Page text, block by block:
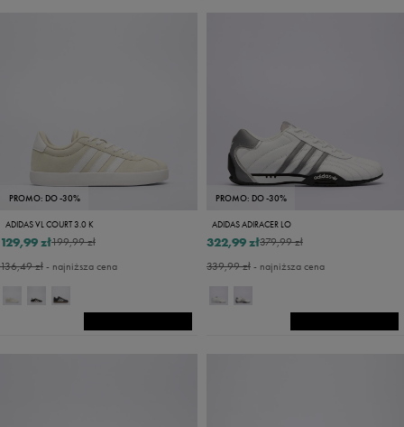
PROMO: DO -30%
ADIDAS VL COURT 3.0 K
199,99 zł
129,99 zł
136,49 zł- najniższa cena
PROMO: DO -30%
ADIDAS ADIRACER LO
379,99 zł
322,99 zł
339,99 zł- najniższa cena